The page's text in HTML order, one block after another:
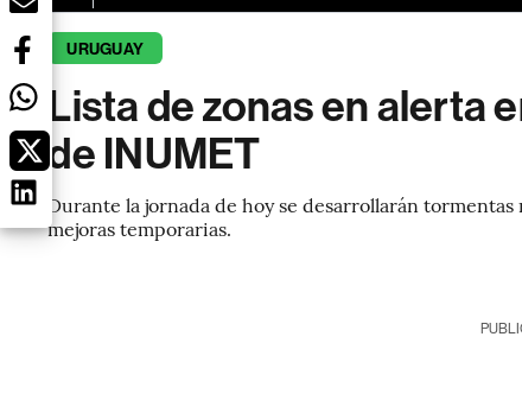
URUGUAY
Lista de zonas en alerta
de INUMET
Durante la jornada de hoy se desarrollarán
mejoras temporarias.